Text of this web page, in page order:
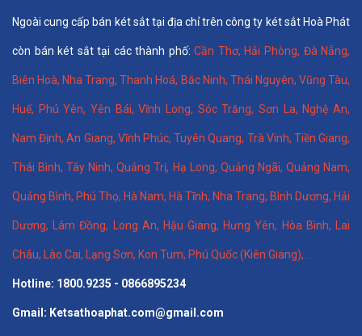
Ngoài cung cấp bán két sắt tại địa chỉ trên công ty két sắt Hoà Phát
còn bán két sắt tại các thành phố:Cần Thơ,Hải Phòng, Đà Nẵng,
Biên Hoà,Nha Trang,Thanh Hoá, Bắc Ninh, Thái Nguyên, Vũng Tàu,
Huế, Phú Yên,Yên Bái,Vĩnh Long, Sóc Trăng,Sơn La,Nghệ An,
Nam Định,An Giang, Vĩnh Phúc,Tuyên Quang, Trà Vinh, Tiền Giang,
Thái Bình,Tây Ninh,Quảng Trị, Hạ Long, Quảng Ngãi, Quảng Nam,
Quảng Bình, Phú Thọ, Hà Nam, Hà Tĩnh, Nha Trang, Bình Dương, Hải
Dương,Lâm Đồng, Long An, Hậu Giang,Hưng Yên, Hòa Bình,Lai
Châu, Lào Cai, Lạng Sơn, Kon Tum, Phú Quốc (Kiên Giang),...
Hotline: 1800.9235 - 0866895234
Gmail: Ketsathoaphat.com@gmail.com